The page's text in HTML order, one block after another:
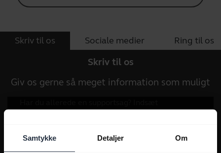
Samtykke Detaljer Om
Skriv til os Sociale medier Ring til os
Skriv til os
Giv os gerne så meget information som muligt